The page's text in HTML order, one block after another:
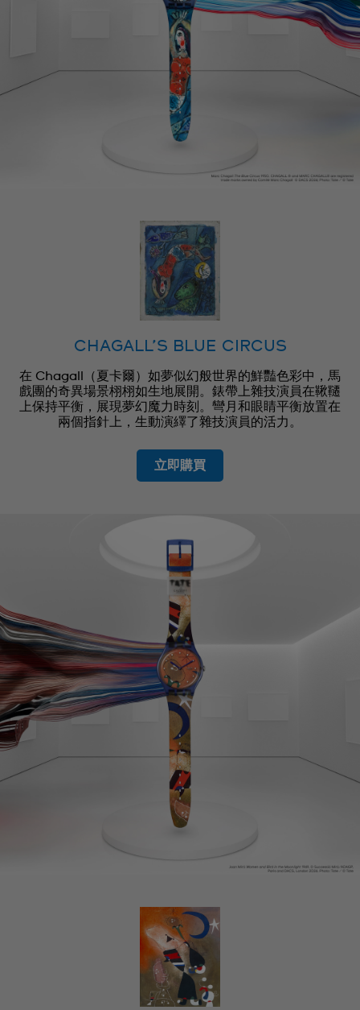
CHAGALL’S BLUE CIRCUS
在 Chagall（夏卡爾）如夢似幻般世界的鮮豔色彩中，馬
戲團的奇異場景栩栩如生地展開。錶帶上雜技演員在鞦韆
上保持平衡，展現夢幻魔力時刻。彎月和眼睛平衡放置在
兩個指針上，生動演繹了雜技演員的活力。
立即購買